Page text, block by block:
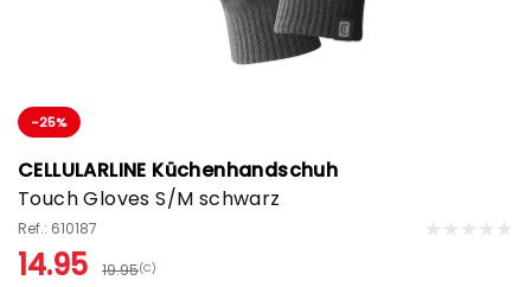
-25%
CELLULARLINE Küchenhandschuh
Touch Gloves S/M schwarz
Ref.: 610187
14.95 19.95(C)